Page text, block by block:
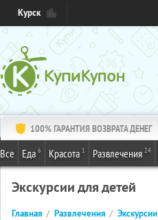
Курск
100% ГАРАНТИЯ ВОЗВРАТА ДЕНЕГ
Все Еда 6 Красота 1 Развлечения 24
Экскурсии для детей
Главная Развлечения Экскурсии